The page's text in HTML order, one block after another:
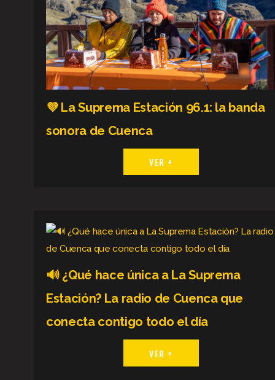
💜 La Suprema Estación 96.1: la banda
sonora de Cuenca
VER +
🔊 ¿Qué hace única a La Suprema
Estación? La radio de Cuenca que
conecta contigo todo el día
VER +